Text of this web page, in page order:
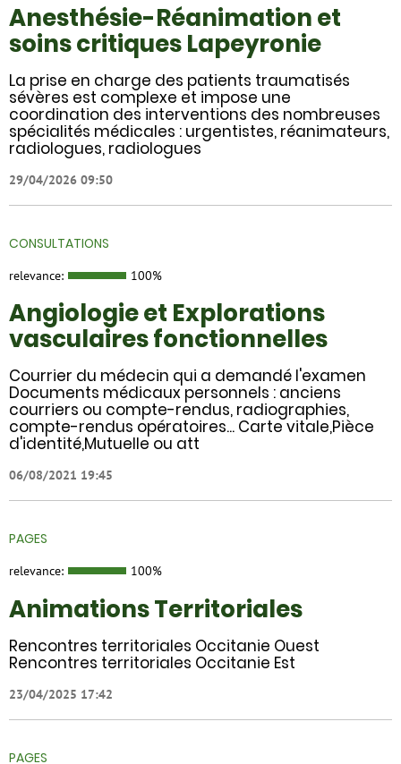
Anesthésie-Réanimation et
soins critiques Lapeyronie
La prise en charge des patients traumatisés
sévères est complexe et impose une
coordination des interventions des nombreuses
spécialités médicales : urgentistes, réanimateurs,
radiologues, radiologues
29/04/2026 09:50
CONSULTATIONS
relevance: 100%
Angiologie et Explorations
vasculaires fonctionnelles
Courrier du médecin qui a demandé l'examen
Documents médicaux personnels : anciens
courriers ou compte-rendus, radiographies,
compte-rendus opératoires... Carte vitale,Pièce
d'identité,Mutuelle ou att
06/08/2021 19:45
PAGES
relevance: 100%
Animations Territoriales
Rencontres territoriales Occitanie Ouest
Rencontres territoriales Occitanie Est
23/04/2025 17:42
PAGES